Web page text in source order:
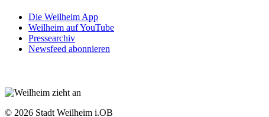
Die Weilheim App
Weilheim auf YouTube
Pressearchiv
Newsfeed abonnieren
© 2026 Stadt Weilheim i.OB